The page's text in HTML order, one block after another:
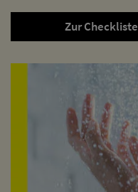
Zur Checkliste